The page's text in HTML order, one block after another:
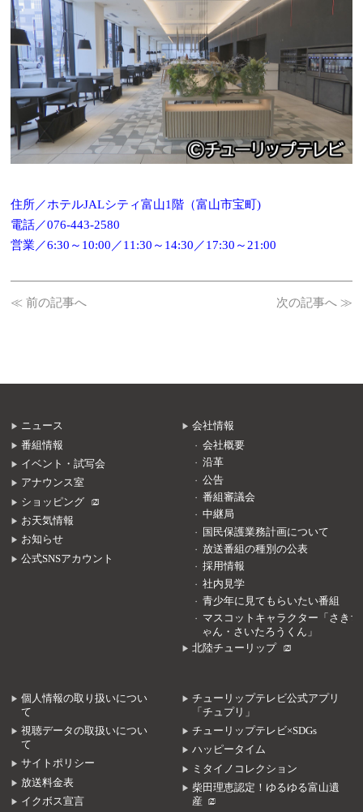
住所／ホテルJALシティ富山1階（富山市宝町)
電話／076-443-2580
営業／6:30～10:00／11:30～14:30／17:30～21:00
≪ 前の記事へ 次の記事へ ≫
ニュース
番組情報
イベント・試写会
アナウンス室
ショッピング
お天気情報
お知らせ
公式SNSアカウント
会社情報
会社概要
沿革
公告
番組審議会
中継局
国民保護業務計画について
放送番組の種別の公表
採用情報
社内見学
青少年に見てもらいたい番組
マスコットキャラクター「さきち
ゃん・さいたろうくん」
北陸チューリップ
個人情報の取り扱いについ
て
視聴データの取扱いについ
て
サイトポリシー
放送料金表
イクボス宣言
チューリップテレビ公式アプリ
「チュプリ」
チューリップテレビ×SDGs
ハッピータイム
ミタイノコレクション
柴田理恵認定！ゆるゆる富山遺
産